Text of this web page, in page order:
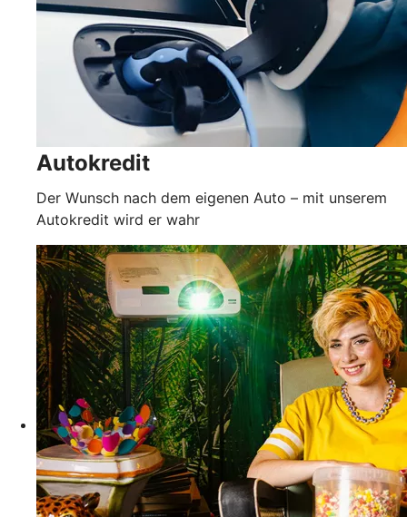
Autokredit
Der Wunsch nach dem eigenen Auto – mit unserem
Autokredit wird er wahr